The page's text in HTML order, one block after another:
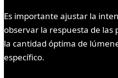
Es importante ajustar la
observar la respuesta de
la cantidad óptima de
específico.